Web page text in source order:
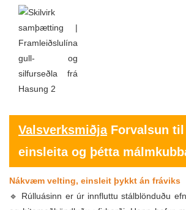
ValsverksmiðjaForvalsun til
einsleita og þétta
Nákvæm velting, einsleit þykkt án fráviks
🔹 Rúlluásinn er úr innfluttu stálblönduðu